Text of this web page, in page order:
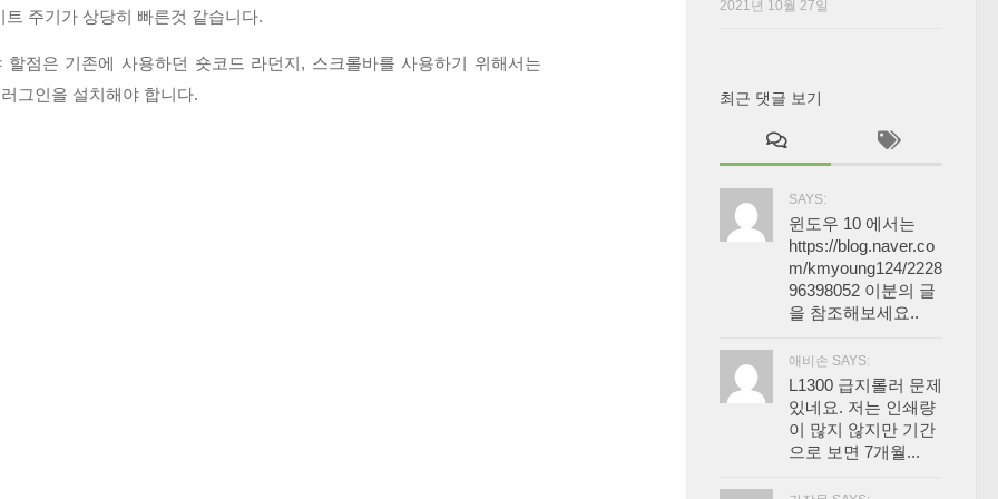
트 주기가 상당히 빠른것 같습니다.
할점은 기존에 사용하던 숏코드 라던지, 스크롤바를 사용하기 위해서는
그인을 설치해야 합니다.
2021년 10월 27일
최근 댓글 보기
SAYS:
윈도우 10 에서는
https://blog.naver.co
m/kmyoung124/2228
96398052 이분의 글
을 참조해보세요..
애비손 SAYS:
L1300 급지롤러 문제
있네요. 저는 인쇄량
이 많지 않지만 기간
으로 보면 7개월...